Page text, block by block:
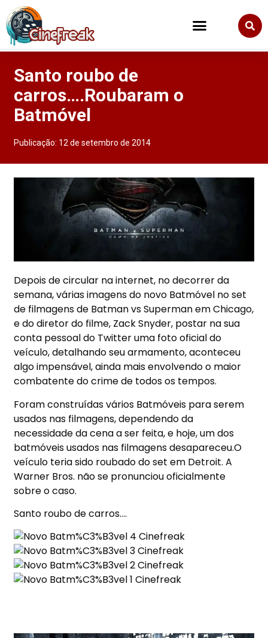
Santo roubo de
carros….Roubaram o
Batmóvel
Publicação: 12 de setembro de 2014
Depois de circular na internet, no decorrer da
semana, várias imagens do novo Batmóvel no set
de filmagens de Batman vs Superman em Chicago,
e do diretor do filme, Zack Snyder, postar na sua
conta pessoal do Twitter uma foto oficial do
veículo, detalhando seu armamento, aconteceu
algo impensável, ainda mais envolvendo o maior
combatente do crime de todos os tempos.
Foram construídas vários Batmóveis para serem
usados nas filmagens, dependendo da
necessidade da cena a ser feita, e hoje, um dos
batmóveis usados nas filmagens desapareceu.O
veículo teria sido roubado do set em Detroit. A
Warner Bros. não se pronunciou oficialmente
sobre o caso.
Santo roubo de carros….